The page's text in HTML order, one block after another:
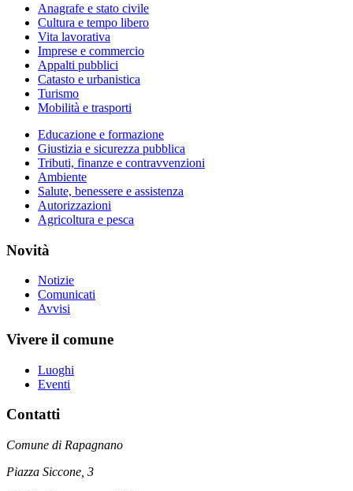
Anagrafe e stato civile
Cultura e tempo libero
Vita lavorativa
Imprese e commercio
Appalti pubblici
Catasto e urbanistica
Turismo
Mobilità e trasporti
Educazione e formazione
Giustizia e sicurezza pubblica
Tributi, finanze e contravvenzioni
Ambiente
Salute, benessere e assistenza
Autorizzazioni
Agricoltura e pesca
Novità
Notizie
Comunicati
Avvisi
Vivere il comune
Luoghi
Eventi
Contatti
Comune di Rapagnano
Piazza Siccone, 3